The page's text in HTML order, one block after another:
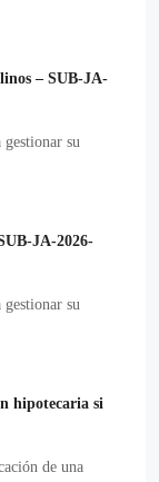
– SUB-JA-
su
JA-2026-
su
hipotecaria si
de una